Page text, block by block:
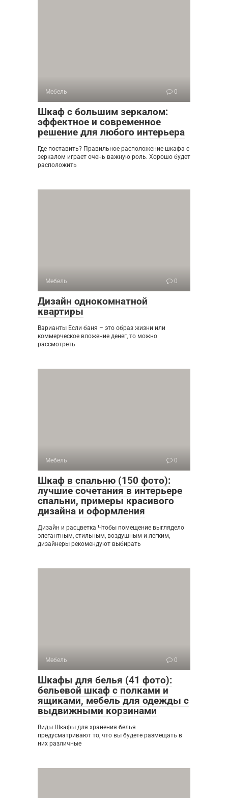
Мебель 0
Шкаф с большим зеркалом:
эффектное и современное
решение для любого интерьера
Где поставить? Правильное расположение шкафа с
зеркалом играет очень важную роль. Хорошо будет
расположить
Мебель 0
Дизайн однокомнатной
квартиры
Варианты Если баня – это образ жизни или
коммерческое вложение денег, то можно
рассмотреть
Мебель 0
Шкаф в спальню (150 фото):
лучшие сочетания в интерьере
спальни, примеры красивого
дизайна и оформления
Дизайн и расцветка Чтобы помещение выглядело
элегантным, стильным, воздушным и легким,
дизайнеры рекомендуют выбирать
Мебель 0
Шкафы для белья (41 фото):
бельевой шкаф с полками и
ящиками, мебель для одежды с
выдвижными корзинами
Виды Шкафы для хранения белья
предусматривают то, что вы будете размещать в
них различные